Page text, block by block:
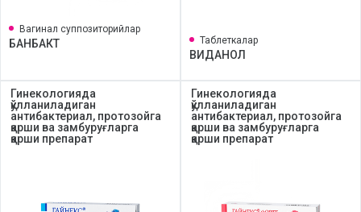
Вагинал суппозиторийлар
БАНБАКТ Таблеткалар
ВИДАНОЛ
Гинекологияда
қўлланиладиган
антибактериал, протозойга
қарши ва замбуруғларга
қарши препарат
Гинекологияда
қўлланиладиган
антибактериал, протозойга
қарши ва замбуруғларга
қарши препарат